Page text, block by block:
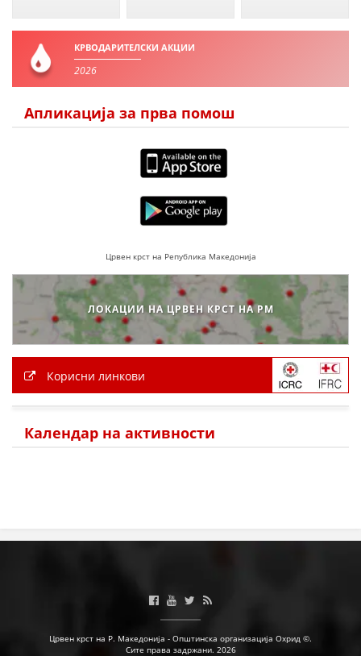
ЕДУКАТИВНО ИНФОРМАТИВНИ МАТЕРИЈАЛИ
КРВОДАРИТЕЛСКИ АКЦИИ
2026
Апликација за прва помош
Црвен крст на Република Македонија
ЛОКАЦИИ НА ЦРВЕН КРСТ НА РМ
Корисни линкови
Календар на активности
Црвен крст на Р. Македонија - Општинска организација Охрид ©.
Сите права задржани. 2026